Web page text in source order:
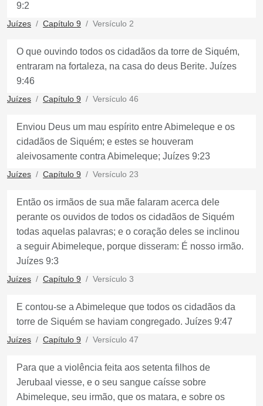
9:2
Juízes Capítulo 9 Versículo 2
O que ouvindo todos os cidadãos da torre de Siquém,
entraram na fortaleza, na casa do deus Berite. Juízes
9:46
Juízes Capítulo 9 Versículo 46
Enviou Deus um mau espírito entre Abimeleque e os
cidadãos de Siquém; e estes se houveram
aleivosamente contra Abimeleque; Juízes 9:23
Juízes Capítulo 9 Versículo 23
Então os irmãos de sua mãe falaram acerca dele
perante os ouvidos de todos os cidadãos de Siquém
todas aquelas palavras; e o coração deles se inclinou
a seguir Abimeleque, porque disseram: É nosso irmão.
Juízes 9:3
Juízes Capítulo 9 Versículo 3
E contou-se a Abimeleque que todos os cidadãos da
torre de Siquém se haviam congregado. Juízes 9:47
Juízes Capítulo 9 Versículo 47
Para que a violência feita aos setenta filhos de
Jerubaal viesse, e o seu sangue caísse sobre
Abimeleque, seu irmão, que os matara, e sobre os